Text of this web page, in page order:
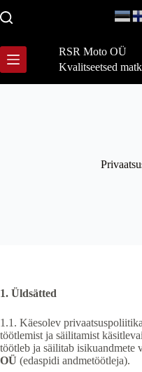
to
RSR Moto OÜ
Kvalitseetsed
1. Üldsätted
1.1. Käesolev
töötlemist ja säilitamist
töötleb ja säilitab isikuandmete
OÜ (edaspidi andmetöötleja).